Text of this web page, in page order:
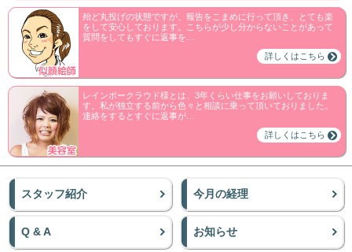
殆ど丸投げの状態ですが、報告をこまめに行って頂き、とても楽
をして安心しております。こちらが少し分からないことがあって
質問をしてもすぐに返事を…
詳しくはこちら
レインボークラウド様とは、3年くらい仕事をお願いしておりま
す。私が独立する前から色々と相談に乗って頂いておりました。
連絡をするとすぐに返事が…
詳しくはこちら
スタッフ紹介 今月の経理
Q & A お知らせ